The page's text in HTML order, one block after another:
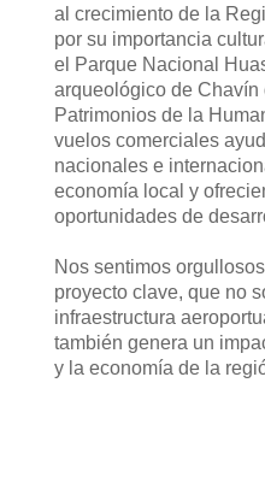
al crecimiento de la
por su importancia
el Parque Nacional
arqueológico de Chavín
Patrimonios de la
vuelos comerciales
nacionales e
economía local y
oportunidades de
Nos sentimos
proyecto clave, que no
infraestructura
también genera un
y la economía de la